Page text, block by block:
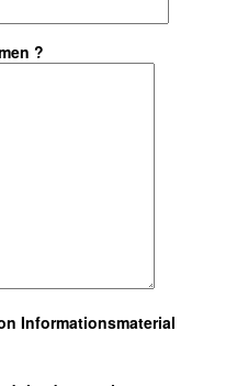
?
Informationsmaterial